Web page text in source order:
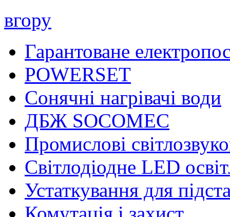
вгору
Гарантоване
POWERSET
Сонячні нагрівачі води
ДБЖ SOCOMEC
Промислові
Світлодіодне LED
Устаткування для